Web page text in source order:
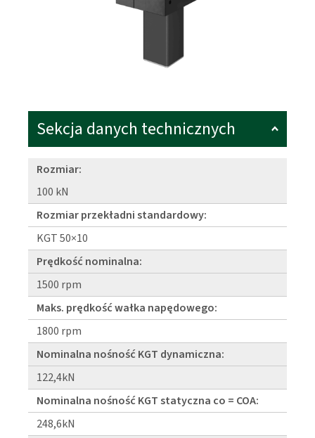
Sekcja danych technicznych
Rozmiar:
100 kN
Rozmiar przekładni standardowy:
KGT 50×10
Prędkość nominalna:
1500 rpm
Maks. prędkość wałka napędowego:
1800 rpm
Nominalna nośność KGT dynamiczna:
122,4kN
Nominalna nośność KGT statyczna co = COA:
248,6kN